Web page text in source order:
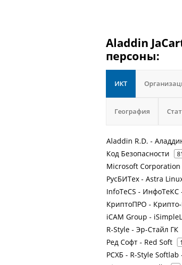
Aladdin
персоны:
ИКТ
География
Aladdin R.D. -
Код Безопасности
Microsoft Corporation
РусБИТех - Astra
InfoTeCS -
КриптоПРО -
iCAM Group -
R-Style - Эр-Стайл ГК
Ред Софт - Red Soft
РСХБ - R-Style